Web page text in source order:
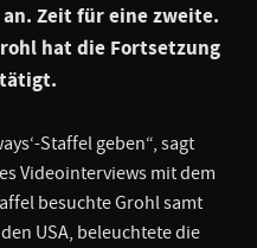
Zeit für eine zweite.
hat die Fortsetzung
Staffel geben“, sagt
Videointerviews mit dem
besuchte Grohl samt
USA, beleuchtete die